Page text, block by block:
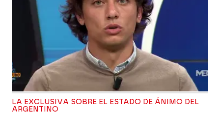
LA EXCLUSIVA SOBRE EL ESTADO DE ÁNIMO DEL
ARGENTINO